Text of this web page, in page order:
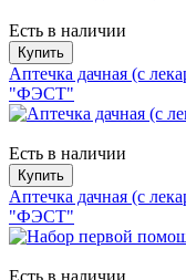
Есть в наличии
Купить
Аптечка дачная (с
"ФЭСТ"
Есть в наличии
Купить
Аптечка дачная (с
"ФЭСТ"
Есть в наличии